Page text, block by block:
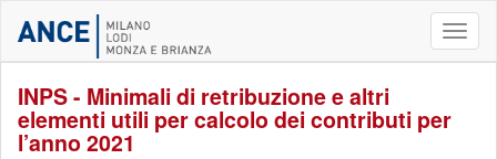
INPS - Minimali di retribuzione e altri
elementi utili per calcolo dei contributi per
l’anno 2021